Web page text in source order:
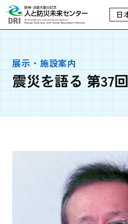
展示・施設案内
震災を語る 第37回